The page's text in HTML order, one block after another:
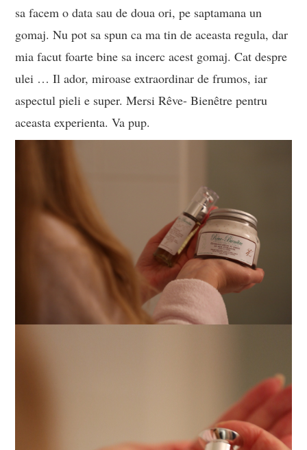
sa facem o data sau de doua ori, pe saptamana un
gomaj. Nu pot sa spun ca ma tin de aceasta regula, dar
mia facut foarte bine sa incerc acest gomaj. Cat despre
ulei … Il ador, miroase extraordinar de frumos, iar
aspectul pieli e super. Mersi Rêve- Bienêtre pentru
aceasta experienta. Va pup.